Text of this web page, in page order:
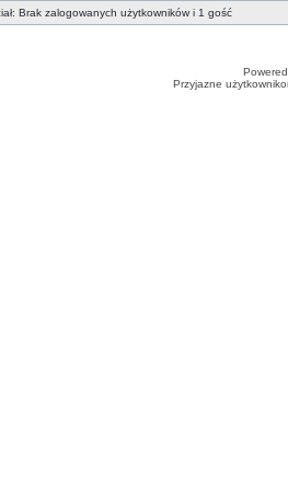
Brak zalogowanych użytkowników i 1 gość
Przyjazne